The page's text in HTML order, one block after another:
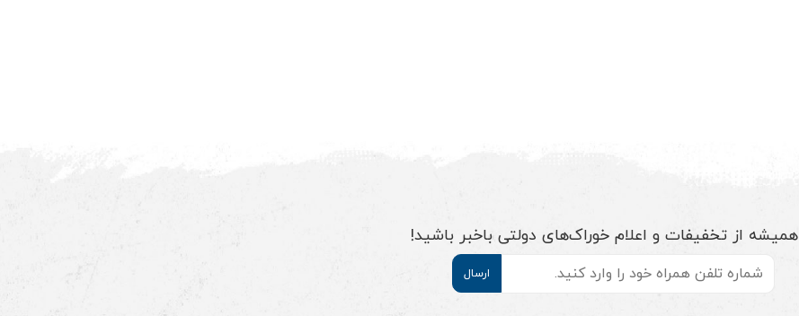
همیشه از تخفیفات و اعلام خوراک‌های دولتی باخبر باشید!